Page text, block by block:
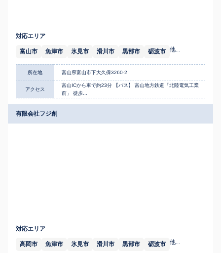
対応エリア
富山市 魚津市 氷見市 滑川市 黒部市 砺波市 他...
所在地 富山県富山市下大久保3260-2
アクセス
富山ICから車で約23分 【バス】 富山地方鉄道「北陸電気工業
前」 徒歩...
有限会社フジ創
対応エリア
高岡市 魚津市 氷見市 滑川市 黒部市 砺波市 他...